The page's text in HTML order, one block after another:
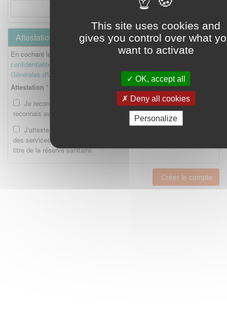
This site uses cookies and
gives you control over what
want to activate
OK, accept all
Deny all cookies
Personalize
Attestation
En cochant les cases ci-dessous, je reconnais avoir lu laPolitique de
confidentialité
Générales d'Utilisation
Attestation *
Je reconnais avoir lu la Politique de confidentialité et je
reconnais avoir lu et accepté les CGU.
J'atteste être enregistré en tant qu'Etudiant ou Interne auprès
des services compétents de l'Ordre national des pharmaciens au
titre de la réserve sanitaire.
Créer le compte